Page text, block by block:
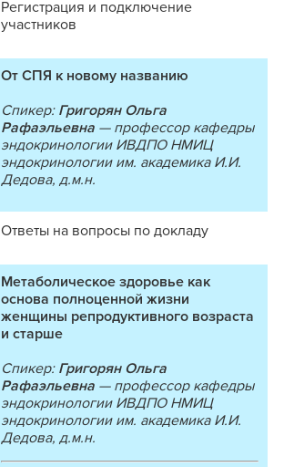
Регистрация и подключение
участников
От СПЯ к новому названию
Спикер: Григорян Ольга
Рафаэльевна — профессор кафедры
эндокринологии ИВДПО НМИЦ
эндокринологии им. академика И.И.
Дедова, д.м.н.
Ответы на вопросы по докладу
Метаболическое здоровье как
основа полноценной жизни
женщины репродуктивного возраста
и старше
Спикер: Григорян Ольга
Рафаэльевна — профессор кафедры
эндокринологии ИВДПО НМИЦ
эндокринологии им. академика И.И.
Дедова, д.м.н.